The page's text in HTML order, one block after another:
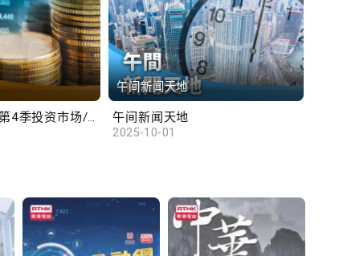
午间新闻天地
午间新闻天地
2025-10-01